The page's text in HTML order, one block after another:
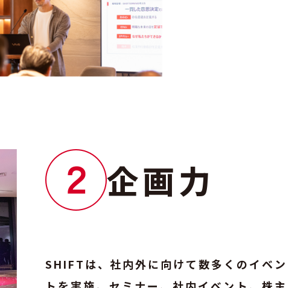
企画力
SHIFTは、社内外に向けて数多くのイベン